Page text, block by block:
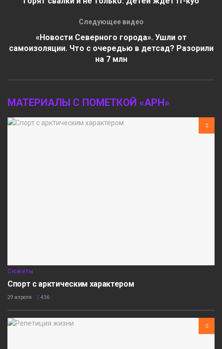
Следующее видео
«Новости Северного города». Ушли от
самоизоляции. Что с очередью в детсад? Разорили
на 7 млн
МАТЕРИАЛЫ С ПОМЕТКОЙ «АРН»
Сюжеты
Спорт с арктическим характером
29 апреля 436